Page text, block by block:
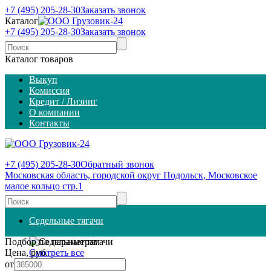
+7 (495) 205-28-30Заказать звонок
Каталог
+7 (495) 205-28-30Заказать звонок
Каталог товаров
Выкуп
Комиссия
Кредит / Лизинг
О компании
Контакты
+7 (495) 205-28-30Обратный звонок
Московская область, городской округ Подольск, Московское
малое кольцо стр.1
Седельные тягачи
Смотреть все
Подбор по параметрам
Цена, руб.
от